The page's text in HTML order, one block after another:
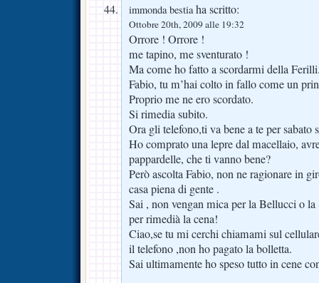
immonda bestiaha scritto:
Ottobre 20th, 2009 alle 19:32
Orrore ! Orrore !
me tapino, me sventurato !
Ma come ho fatto a scordarmi della
Fabio, tu m’hai colto in fallo come un
Proprio me ne ero scordato.
Si rimedia subito.
Ora gli telefono,ti va bene a te per sabato
Ho comprato una lepre dal macellaio,
pappardelle, che ti vanno bene?
Però ascolta Fabio, non ne ragionare in
casa piena di gente .
Sai , non vengan mica per la Bellucci o la
per rimedià la cena!
Ciao,se tu mi cerchi chiamami sul
il telefono ,non ho pagato la bolletta.
Sai ultimamente ho speso tutto in cene